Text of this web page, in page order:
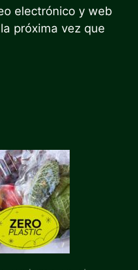
electrónico y web
próxima vez que